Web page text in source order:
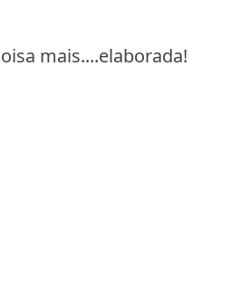
mais....elaborada!